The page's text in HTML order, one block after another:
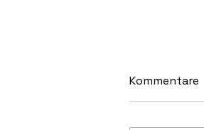
Kommentare